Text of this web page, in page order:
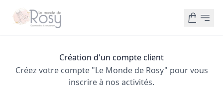
Création d'un compte client
Créez votre compte "Le Monde de Rosy" pour vous
inscrire à nos activités.